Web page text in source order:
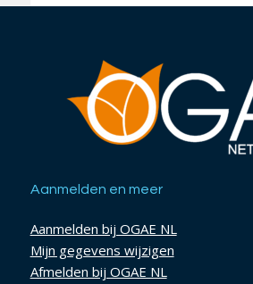
Aanmelden en meer
Aanmelden bij OGAE NL
Mijn gegevens wijzigen
Afmelden bij OGAE NL